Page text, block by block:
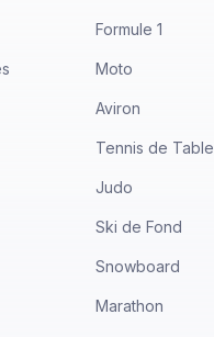
Formule 1
Moto
Aviron
Tennis de Table
Judo
Ski de Fond
Snowboard
Marathon